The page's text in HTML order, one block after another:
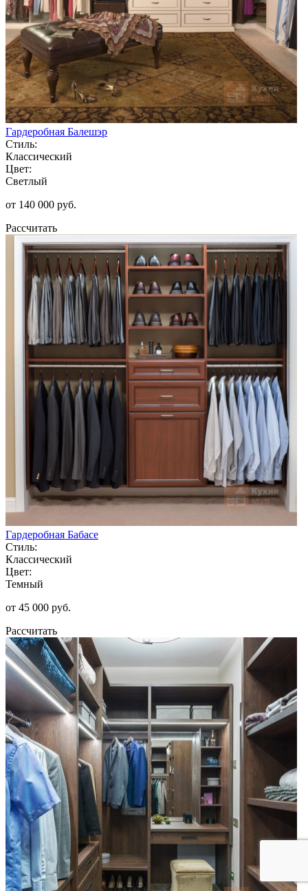
Гардеробная Балешэр
Стиль:
Классический
Цвет:
Светлый
от 140 000 руб.
Рассчитать
Гардеробная Бабасе
Стиль:
Классический
Цвет:
Темный
от 45 000 руб.
Рассчитать